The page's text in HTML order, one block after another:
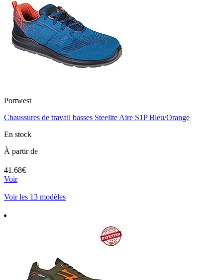
Portwest
Chaussures de travail basses Steelite Aire S1P Bleu/Orange
En stock
À partir de
41.68€
Voir
Voir les 13 modèles